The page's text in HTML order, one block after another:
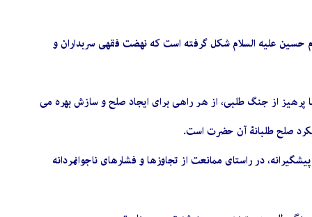
حسین علیه السلام شکل گرفته است که نهضت فقهی سربداران و
پرهیز از جنگ طلبی، از هر راهی برای ایجاد صلح و سازش بهره می
صلح طلبانۀ آن حضرت است.
در راستای ممانعت از تجاوزها و فشارهای ناجوانمردانه